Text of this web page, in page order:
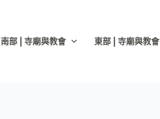
南部 | 寺廟與教會 東部 | 寺廟與教會